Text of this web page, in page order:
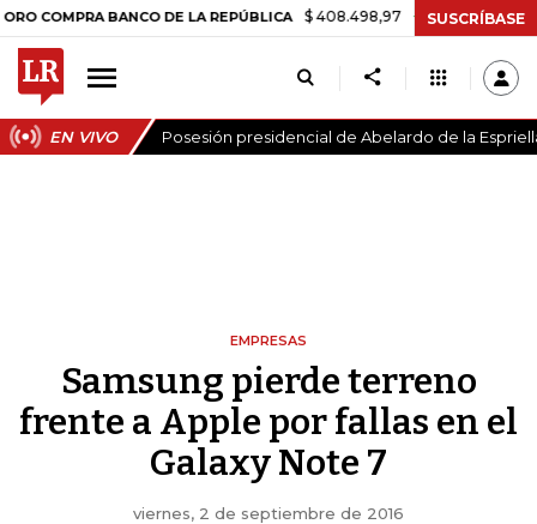
BANCO DE LA REPÚBLICA $ 408.498,97 +$ 8.753,81 +2,19%
SUSCRÍBASE
EN VIVO Posesión presidencial de Abelardo de la
EMPRESAS
Samsung pierde terreno
frente a Apple por fallas en el
Galaxy Note 7
viernes, 2 de septiembre de 2016